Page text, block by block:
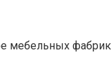
мебельных